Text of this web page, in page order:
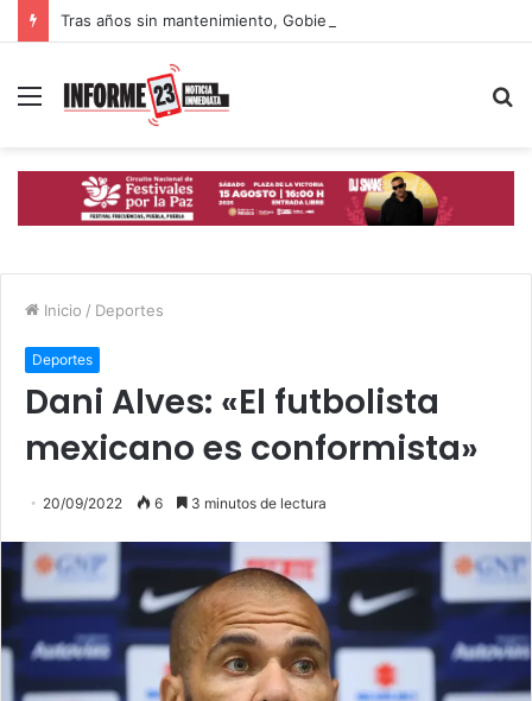
Menú
Inicio / Deportes
Deportes
Dani Alves: «El futbolista
mexicano es conformista»
20/09/2022 6 3 minutos de lectura